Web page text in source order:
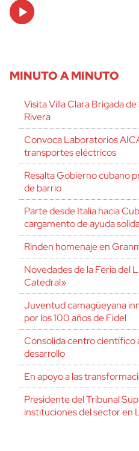
Audio
Player
MINUTO A MINUTO
Visita Villa Clara Brigada
Rivera
Convoca Laboratorios
transportes eléctricos
Resalta Gobierno cubano
de barrio
Parte desde Italia hacia
cargamento de ayuda
Rinden homenaje en
Novedades de la Feria del
Catedral»
Juventud camagüeyana
por los 100 años de Fidel
Consolida centro científico
desarrollo
En apoyo a las
Presidente del Tribunal
instituciones del sector en